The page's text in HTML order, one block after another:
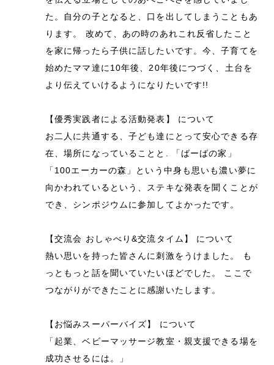
た。自分の子となると、口を出してしまうこともあ
ります。 改めて、あの時のあれこれ反省したこと
を家に帰ったら子供に話したいです。今、子育てを
始めたママ達に10年後、20年後につづく、土台を
より伝えていけるようになりたいです!!
【優秀実践者による活動発表】 について
お二人に共通する、子ども達にとって安心できる存
在、場所になっていることと. 「ばーばの家」
「100エーカーの森」という中身も思いも濃い夢に
向かわれているという、ステキな発表を聞くことが
でき、シンポジウムに参加してよかったです。
【交流会 おしゃべり&交流タイム】 について
熱い思いを持った皆さんに刺激をうけました。 も
っともっと話を聞いていたいほどでした。 ここで
つながりができたことに感謝いたします。
【お悩みスーパーバイズ】 について
「起業、ベビーマッサージ教室・親支援できる場を
成功させるには。」